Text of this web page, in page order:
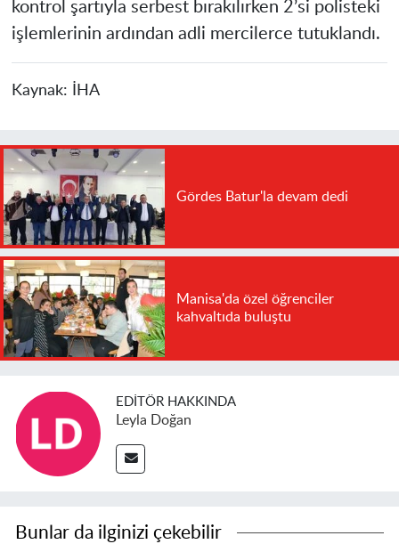
kontrol şartıyla serbest bırakılırken 2’si polisteki
işlemlerinin ardından adli mercilerce tutuklandı.
Kaynak: İHA
Gördes Batur'la devam dedi
Manisa'da özel öğrenciler
kahvaltıda buluştu
EDITÖR HAKKINDA
Leyla Doğan
Bunlar da ilginizi çekebilir